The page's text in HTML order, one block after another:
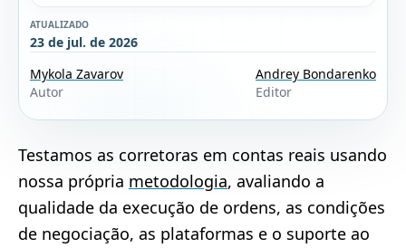
ATUALIZADO
23 de jul. de 2026
Mykola Zavarov
Autor
Andrey Bondarenko
Editor
Testamos as corretoras em contas reais usando
nossa própria metodologia, avaliando a
qualidade da execução de ordens, as condições
de negociação, as plataformas e o suporte ao